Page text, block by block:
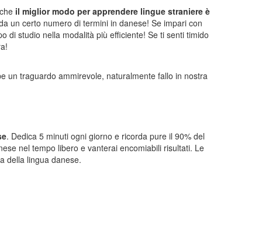
il miglior modo per apprendere lingue straniere è
un certo numero di termini in danese! Se impari con
di studio nella modalità più efficiente! Se ti senti timido
un traguardo ammirevole, naturalmente fallo in nostra
. Dedica 5 minuti ogni giorno e ricorda pure il 90% del
nel tempo libero e vanterai encomiabili risultati. Le
della lingua danese.